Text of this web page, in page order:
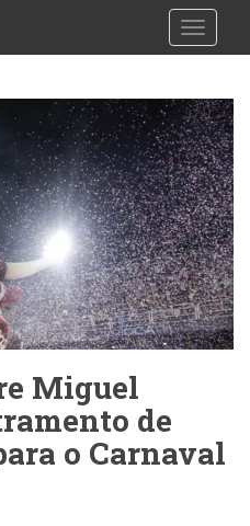
Miguel
de
o Carnaval